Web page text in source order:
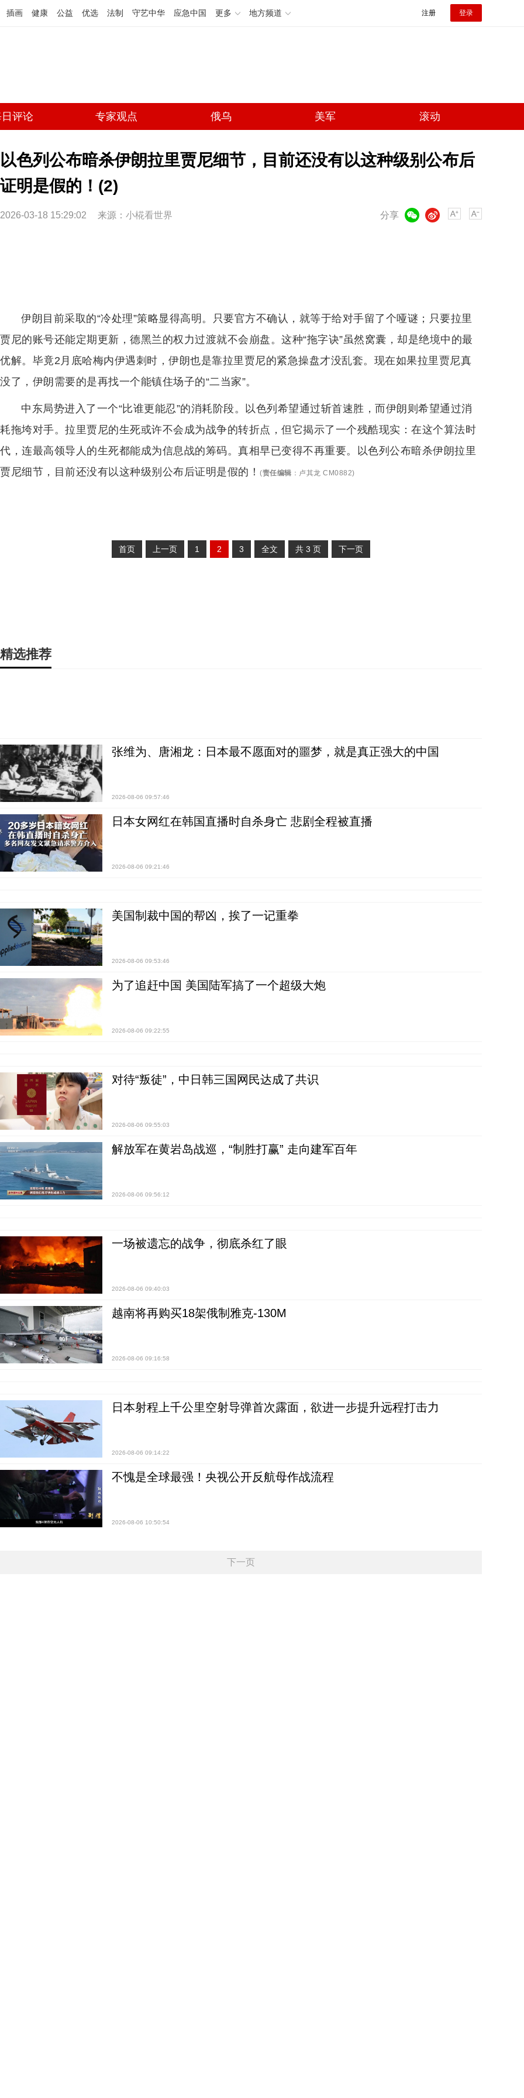
插画 健康 公益 优选 法制 守艺中华 应急中国 更多 地方频道 注册 登录
评论 专家观点 俄乌 美军 滚动
以色列公布暗杀伊朗拉里贾尼细节，目前还没有以这种级别公布后
证明是假的！(2)
2026-03-18 15:29:02 来源： 小椛看世界 分享
微博
伊朗目前采取的“冷处理”策略显得高明。只要官方不确认，就等于给对手留了个哑谜；只要拉里
贾尼的账号还能定期更新，德黑兰的权力过渡就不会崩盘。这种“拖字诀”虽然窝囊，却是绝境中的最
优解。毕竟2月底哈梅内伊遇刺时，伊朗也是靠拉里贾尼的紧急操盘才没乱套。现在如果拉里贾尼真
没了，伊朗需要的是再找一个能镇住场子的“二当家”。
中东局势进入了一个“比谁更能忍”的消耗阶段。以色列希望通过斩首速胜，而伊朗则希望通过消
耗拖垮对手。拉里贾尼的生死或许不会成为战争的转折点，但它揭示了一个残酷现实：在这个算法时
代，连最高领导人的生死都能成为信息战的筹码。真相早已变得不再重要。以色列公布暗杀伊朗拉里
贾尼细节，目前还没有以这种级别公布后证明是假的！ (责任编辑 ： 卢其龙 CM0882)
首页 上一页 1 2 3 全文 共 3 页 下一页
精选推荐
张维为、唐湘龙：日本最不愿面对的噩梦，就是真正强大的中国
2026-08-06 09:57:46
日本女网红在韩国直播时自杀身亡 悲剧全程被直播
2026-08-06 09:21:46
美国制裁中国的帮凶，挨了一记重拳
2026-08-06 09:53:46
为了追赶中国 美国陆军搞了一个超级大炮
2026-08-06 09:22:55
对待“叛徒”，中日韩三国网民达成了共识
2026-08-06 09:55:03
解放军在黄岩岛战巡，“制胜打赢” 走向建军百年
2026-08-06 09:56:12
一场被遗忘的战争，彻底杀红了眼
2026-08-06 09:40:03
越南将再购买18架俄制雅克-130M
2026-08-06 09:16:58
日本射程上千公里空射导弹首次露面，欲进一步提升远程打击力
2026-08-06 09:14:22
不愧是全球最强！央视公开反航母作战流程
2026-08-06 10:50:54
下一页